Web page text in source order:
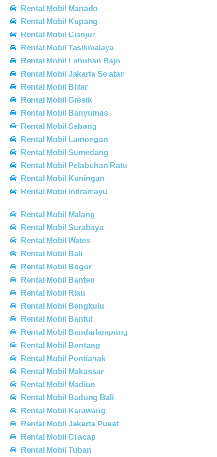
Rental Mobil Manado
Rental Mobil Kupang
Rental Mobil Cianjur
Rental Mobil Tasikmalaya
Rental Mobil Labuhan Bajo
Rental Mobil Jakarta Selatan
Rental Mobil Blitar
Rental Mobil Gresik
Rental Mobil Banyumas
Rental Mobil Sabang
Rental Mobil Lamongan
Rental Mobil Sumedang
Rental Mobil Pelabuhan Ratu
Rental Mobil Kuningan
Rental Mobil Indramayu
Rental Mobil Malang
Rental Mobil Surabaya
Rental Mobil Wates
Rental Mobil Bali
Rental Mobil Bogor
Rental Mobil Banten
Rental Mobil Riau
Rental Mobil Bengkulu
Rental Mobil Bantul
Rental Mobil Bandarlampung
Rental Mobil Bontang
Rental Mobil Pontianak
Rental Mobil Makassar
Rental Mobil Madiun
Rental Mobil Badung Bali
Rental Mobil Karawang
Rental Mobil Jakarta Pusat
Rental Mobil Cilacap
Rental Mobil Tuban